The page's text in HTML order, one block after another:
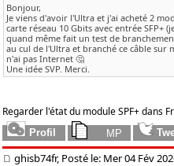
Bonjour,
Je viens d'avoir l'Ultra et j'ai acheté 2
carte réseau 10 Gbits avec entrée SFP+
quand même fait un test de
au cul de l'Ultra et branché ce câble sur
n'ai pas Internet 🤔
Une idée SVP. Merci.
Regarder l'état du module SPF+ dans
ghisb74fr, Posté le: Mer 04 Fév